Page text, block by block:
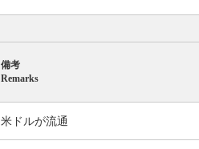
備考
Remarks
米ドルが流通